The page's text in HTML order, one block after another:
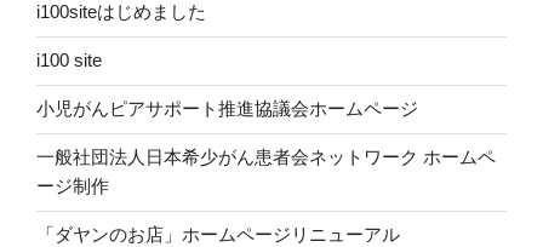
i100siteはじめました
i100 site
小児がんピアサポート推進協議会ホームページ
一般社団法人日本希少がん患者会ネットワーク ホームペ
ージ制作
「ダヤンのお店」ホームページリニューアル